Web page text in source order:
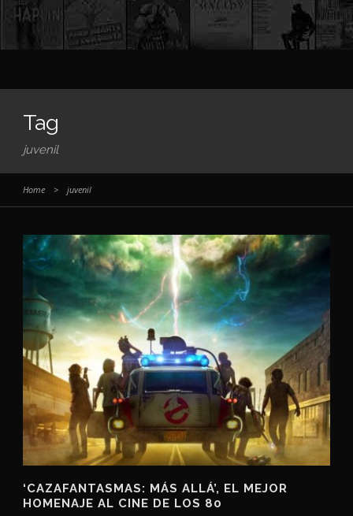
Tag
juvenil
Home > juvenil
‘CAZAFANTASMAS: MÁS ALLÁ’, EL MEJOR
HOMENAJE AL CINE DE LOS 80